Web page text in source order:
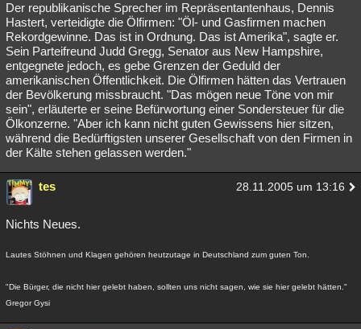
Der republikanische Sprecher im Repräsentantenhaus, Dennis
Hastert, verteidigte die Ölfirmen: "Öl- und Gasfirmen machen
Rekordgewinne. Das ist in Ordnung. Das ist Amerika", sagte er.
Sein Parteifreund Judd Gregg, Senator aus New Hampshire,
entgegnete jedoch, es gebe Grenzen der Geduld der
amerikanischen Öffentlichkeit. Die Ölfirmen hätten das Vertrauen
der Bevölkerung missbraucht. "Das mögen neue Töne von mir
sein", erläuterte er seine Befürwortung einer Sondersteuer für die
Ölkonzerne. "Aber ich kann nicht guten Gewissens hier sitzen,
während die Bedürftigsten unserer Gesellschaft von den Firmen in
der Kälte stehen gelassen werden."
tes 28.11.2005 um 13:16
Nichts Neues.
Lautes Stöhnen und Klagen gehören heutzutage in Deutschland zum guten Ton.
"Die Bürger, die nicht hier gelebt haben, sollten uns nicht sagen, wie sie hier gelebt hätten."
Gregor Gysi